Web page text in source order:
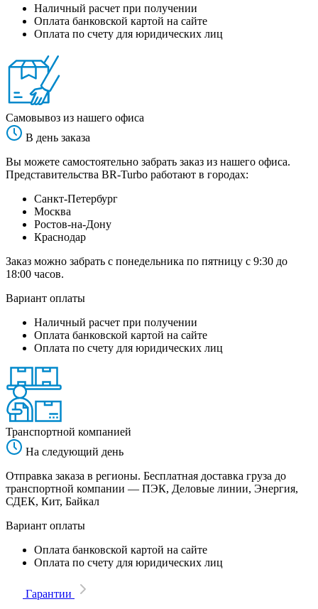
Наличный расчет при получении
Оплата банковской картой на сайте
Оплата по счету для юридических лиц
Самовывоз из нашего офиса
В день заказа
Вы можете самостоятельно забрать заказ из нашего офиса.
Представительства BR-Turbo работают в городах:
Санкт-Петербург
Москва
Ростов-на-Дону
Краснодар
Заказ можно забрать с понедельника по пятницу с 9:30 до
18:00 часов.
Вариант оплаты
Наличный расчет при получении
Оплата банковской картой на сайте
Оплата по счету для юридических лиц
Транспортной компанией
На следующий день
Отправка заказа в регионы. Бесплатная доставка груза до
транспортной компании — ПЭК, Деловые линии, Энергия,
СДЕК, Кит, Байкал
Вариант оплаты
Оплата банковской картой на сайте
Оплата по счету для юридических лиц
Гарантии